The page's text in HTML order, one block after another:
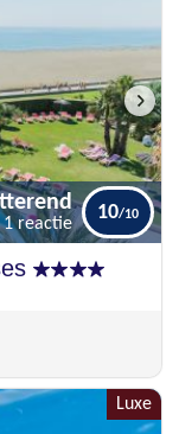
10
1 reactie
10
Luxe